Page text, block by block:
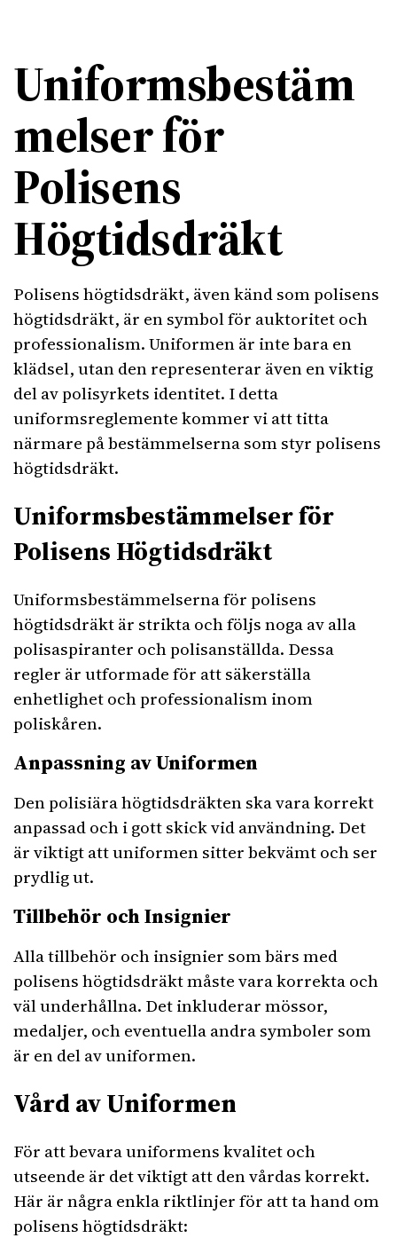
Uniformsbestäm
melser för
Polisens
Högtidsdräkt
Polisens högtidsdräkt, även känd som polisens
högtidsdräkt, är en symbol för auktoritet och
professionalism. Uniformen är inte bara en
klädsel, utan den representerar även en viktig
del av polisyrkets identitet. I detta
uniformsreglemente kommer vi att titta
närmare på bestämmelserna som styr polisens
högtidsdräkt.
Uniformsbestämmelser för
Polisens Högtidsdräkt
Uniformsbestämmelserna för polisens
högtidsdräkt är strikta och följs noga av alla
polisaspiranter och polisanställda. Dessa
regler är utformade för att säkerställa
enhetlighet och professionalism inom
poliskåren.
Anpassning av Uniformen
Den polisiära högtidsdräkten ska vara korrekt
anpassad och i gott skick vid användning. Det
är viktigt att uniformen sitter bekvämt och ser
prydlig ut.
Tillbehör och Insignier
Alla tillbehör och insignier som bärs med
polisens högtidsdräkt måste vara korrekta och
väl underhållna. Det inkluderar mössor,
medaljer, och eventuella andra symboler som
är en del av uniformen.
Vård av Uniformen
För att bevara uniformens kvalitet och
utseende är det viktigt att den vårdas korrekt.
Här är några enkla riktlinjer för att ta hand om
polisens högtidsdräkt: